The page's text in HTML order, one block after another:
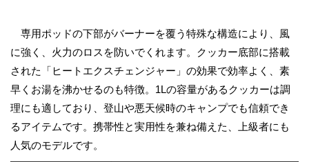
専用ポッドの下部がバーナーを覆う特殊な構造により、風
に強く、火力のロスを防いでくれます。クッカー底部に搭載
された「ヒートエクスチェンジャー」の効果で効率よく、素
早くお湯を沸かせるのも特徴。1Lの容量があるクッカーは調
理にも適しており、登山や悪天候時のキャンプでも信頼でき
るアイテムです。携帯性と実用性を兼ね備えた、上級者にも
人気のモデルです。